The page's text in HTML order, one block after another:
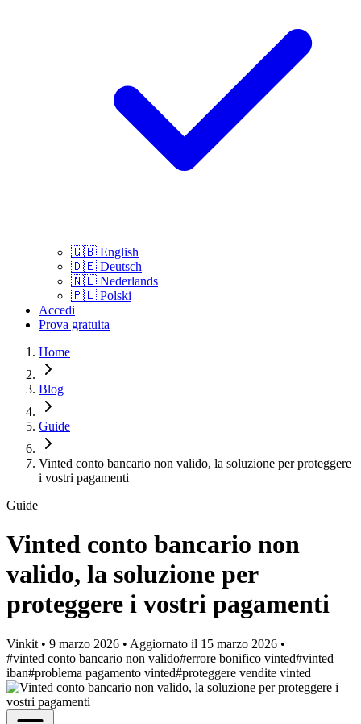
🇬🇧 English
🇩🇪 Deutsch
🇳🇱 Nederlands
🇵🇱 Polski
Accedi
Prova gratuita
Home
Blog
Guide
Vinted conto bancario non valido, la soluzione per proteggere
i vostri pagamenti
Guide
Vinted conto bancario non
valido, la soluzione per
proteggere i vostri pagamenti
Vinkit • 9 marzo 2026 • Aggiornato il 15 marzo 2026 •
#vinted conto bancario non valido#errore bonifico vinted#vinted
iban#problema pagamento vinted#proteggere vendite vinted